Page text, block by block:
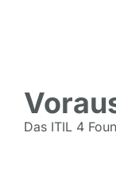
Das ITIL 4